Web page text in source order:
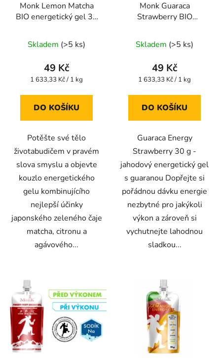
Monk Lemon Matcha
BIO energetický gel 30
Skladem (>5 ks)
49 Kč
Měrná
1 633,33 Kč / 1 kg
DO KOŠÍKU
Potěšte své tělo
životabudičem v pravém
slova smyslu a objevte
kouzlo energetického
gelu kombinujícího
nejlepší účinky
japonského zeleného čaje
matcha, citronu a
agávového...
Monk Guaraca
Strawberry BIO
Skladem (>5 ks)
49 Kč
Měrná
1 633,33 Kč / 1 kg
DO KOŠÍKU
Guaraca Energy
Strawberry 30 g -
jahodový energetický gel
s guaranou Dopřejte si
pořádnou dávku energie
nezbytné pro jakýkoli
výkon a zároveň si
vychutnejte lahodnou
sladkou...